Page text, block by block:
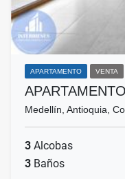
APARTAMENTO VENTA
Medellín, Antioquia,
3 Alcobas
3 Baños